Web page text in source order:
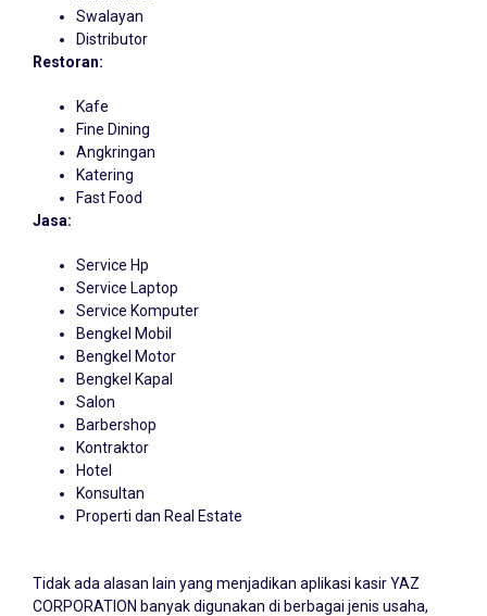
Swalayan
Distributor
Restoran:
Kafe
Fine Dining
Angkringan
Katering
Fast Food
Jasa:
Service Hp
Service Laptop
Service Komputer
Bengkel Mobil
Bengkel Motor
Bengkel Kapal
Salon
Barbershop
Kontraktor
Hotel
Konsultan
Properti dan Real Estate
Tidak ada alasan lain yang menjadikan aplikasi kasir YAZ
CORPORATION banyak digunakan di berbagai jenis usaha,